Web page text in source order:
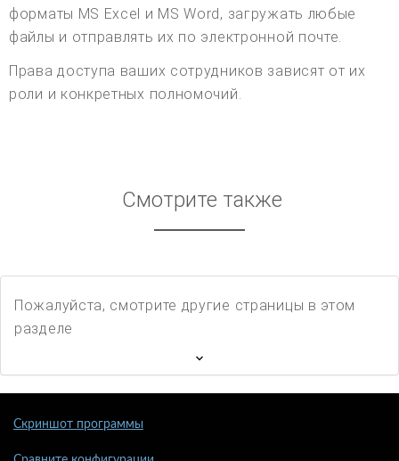
форматы MS Excel и MS Word, загружать любые
файлы и отправлять их по электронной почте.
Права доступа ваших сотрудников зависят от их
роли и конкретных полномочий.
Смотрите также
Пожалуйста, смотрите другие страницы в этом
разделе
Скриншот программы